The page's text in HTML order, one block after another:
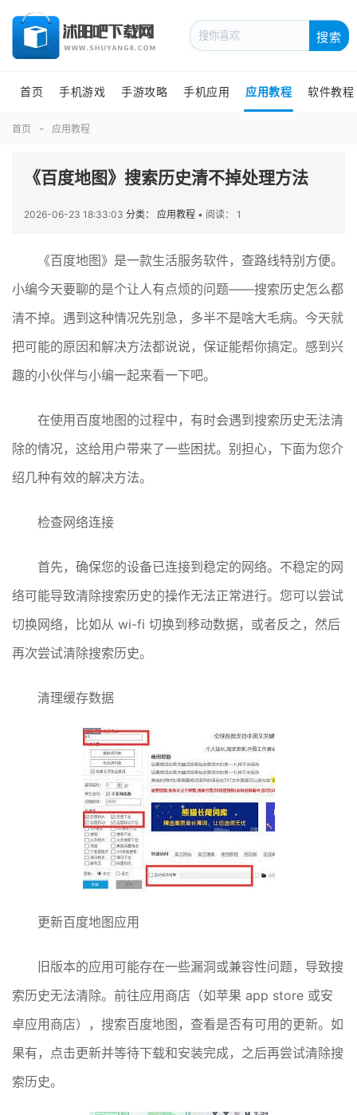
搜索
首页 手机游戏 手游攻略 手机应用 应用教程 软件教程
首页 应用教程
《百度地图》搜索历史清不掉处理方法
2026-06-23 18:33:03 分类： 应用教程 • 阅读： 1
《百度地图》是一款生活服务软件，查路线特别方便。
小编今天要聊的是个让人有点烦的问题——搜索历史怎么都
清不掉。遇到这种情况先别急，多半不是啥大毛病。今天就
把可能的原因和解决方法都说说，保证能帮你搞定。感到兴
趣的小伙伴与小编一起来看一下吧。
在使用百度地图的过程中，有时会遇到搜索历史无法清
除的情况，这给用户带来了一些困扰。别担心，下面为您介
绍几种有效的解决方法。
检查网络连接
首先，确保您的设备已连接到稳定的网络。不稳定的网
络可能导致清除搜索历史的操作无法正常进行。您可以尝试
切换网络，比如从 wi-fi 切换到移动数据，或者反之，然后
再次尝试清除搜索历史。
清理缓存数据
更新百度地图应用
旧版本的应用可能存在一些漏洞或兼容性问题，导致搜
索历史无法清除。前往应用商店（如苹果 app store 或安
卓应用商店），搜索百度地图，查看是否有可用的更新。如
果有，点击更新并等待下载和安装完成，之后再尝试清除搜
索历史。